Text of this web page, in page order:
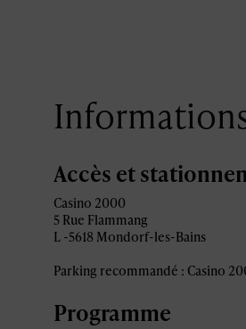
Accès et
Casino 2000
5 Rue Flammang
L -5618 Mondorf-les-Bains
Parking recommandé : Casino
Programme